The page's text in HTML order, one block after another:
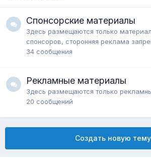
Спонсорские материалы
Здесь размещаются только
спонсоров, сторонняя реклама
34 сообщения
Рекламные материалы
Здесь размещаются только
20 сообщений
Создать новую тему